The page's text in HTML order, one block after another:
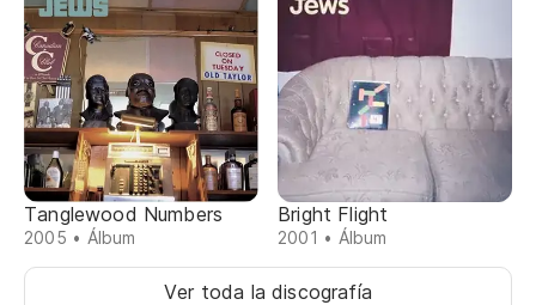
Tanglewood Numbers
2005 • Álbum
Bright Flight
2001 • Álbum
Ver toda la discografía